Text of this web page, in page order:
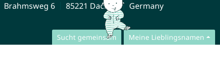
Sucht gemeinsam Meine Lieblingsnamen
Brahmsweg 6
85221 Dachau Germany